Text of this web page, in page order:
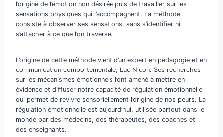
l’origine de l’émotion non désirée puis de travailler sur les
sensations physiques qui l’accompagnent. La méthode
consiste à observer ses sensations, sans s’identifier ni
s’attacher à ce que l’on traverse.
L’origine de cette méthode vient d’un expert en pédagogie et en
communication comportementale, Luc Nicon. Ses recherches
sur les mécanismes émotionnels l’ont amené à mettre en
évidence et diffuser notre capacité de régulation émotionnelle
qui permet de revivre sensoriellement l’origine de nos peurs. La
régulation émotionnelle est aujourd’hui, utilisée partout dans le
monde par des médecins, des thérapeutes, des coaches et
des enseignants.